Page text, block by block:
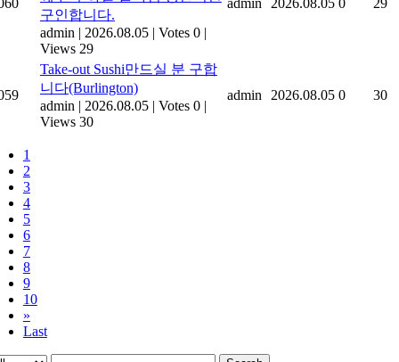
구인합니다.
admin | 2026.08.05 | Votes 0 |
Views 29
Take-out Sushi만드실 분 구합
니다(Burlington)
admin | 2026.08.05 | Votes 0 |
Views 30
admin 2026.08.05 0 30
1
2
3
4
5
6
7
8
9
10
»
Last